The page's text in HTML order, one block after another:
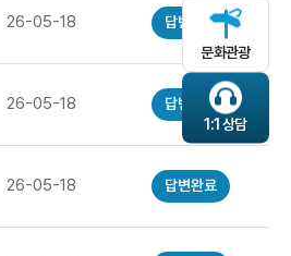
26-05-18 답변완료
26-05-18 답변완료
26-05-18 답변완료
문화관광
1:1 상담